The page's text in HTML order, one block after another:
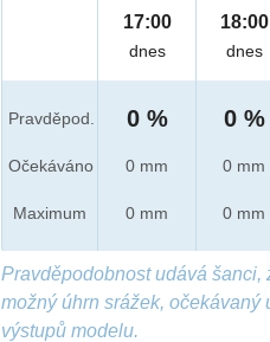
Pravděpod.
Očekáváno
Maximum
17:00
dnes
0 %
0 mm
0 mm
18:00
dnes
0 %
0 mm
0 mm
Pravděpodobnost udává šanci,
možný úhrn srážek,
výstupů modelu.